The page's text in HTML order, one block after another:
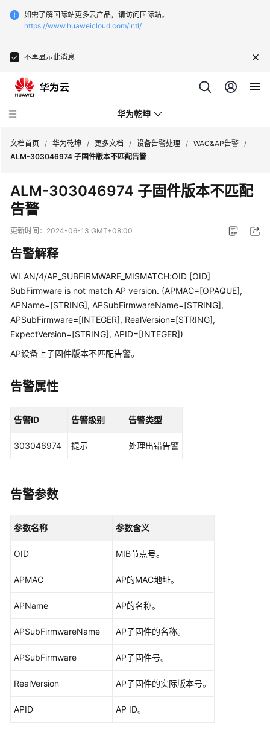
如需了解国际站更多云产品，请访问国际站。
https://www.huaweicloud.com/intl/
不再显示此消息
华为乾坤
全
云
务
云
管
理
网
络
为
坤
方
乾
坤
为
坤-
户
共
作
为
文档首页 / 华为乾坤 / 更多文档 / 设备告警处理 / WAC&AP告警 /
ALM-303046974 子固件版本不匹配告警
ALM-303046974 子固件版本不匹配
告警
更新时间： 2024-06-13 GMT+08:00
告警解释
WLAN/4/AP_SUBFIRMWARE_MISMATCH:OID [OID]
SubFirmware is not match AP version. (APMAC=[OPAQUE],
APName=[STRING], APSubFirmwareName=[STRING],
APSubFirmware=[INTEGER], RealVersion=[STRING],
ExpectVersion=[STRING], APID=[INTEGER])
AP设备上子固件版本不匹配告警。
告警属性
告警ID 告警级别 告警类型
303046974 提示 处理出错告警
告警参数
参数名称 参数含义
OID MIB节点号。
APMAC AP的MAC地址。
APName AP的名称。
APSubFirmwareName AP子固件的名称。
APSubFirmware AP子固件号。
RealVersion AP子固件的实际版本号。
APID AP ID。